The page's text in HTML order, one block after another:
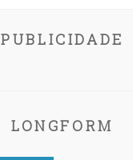
PUBLICIDADE
LONGFORM